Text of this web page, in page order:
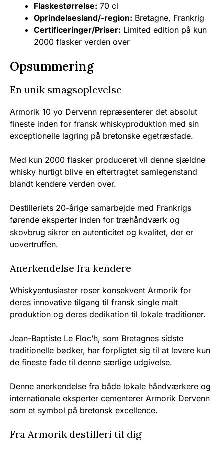
Flaskestørrelse: 70 cl
Oprindelsesland/-region: Bretagne, Frankrig
Certificeringer/Priser: Limited edition på kun
2000 flasker verden over
Opsummering
En unik smagsoplevelse
Armorik 10 yo Dervenn repræsenterer det absolut
fineste inden for fransk whiskyproduktion med sin
exceptionelle lagring på bretonske egetræsfade.
Med kun 2000 flasker produceret vil denne sjældne
whisky hurtigt blive en eftertragtet samlegenstand
blandt kendere verden over.
Destilleriets 20-årige samarbejde med Frankrigs
førende eksperter inden for træhåndværk og
skovbrug sikrer en autenticitet og kvalitet, der er
uovertruffen.
Anerkendelse fra kendere
Whiskyentusiaster roser konsekvent Armorik for
deres innovative tilgang til fransk single malt
produktion og deres dedikation til lokale traditioner.
Jean-Baptiste Le Floc’h, som Bretagnes sidste
traditionelle bødker, har forpligtet sig til at levere kun
de fineste fade til denne særlige udgivelse.
Denne anerkendelse fra både lokale håndværkere og
internationale eksperter cementerer Armorik Dervenn
som et symbol på bretonsk excellence.
Fra Armorik destilleri til dig